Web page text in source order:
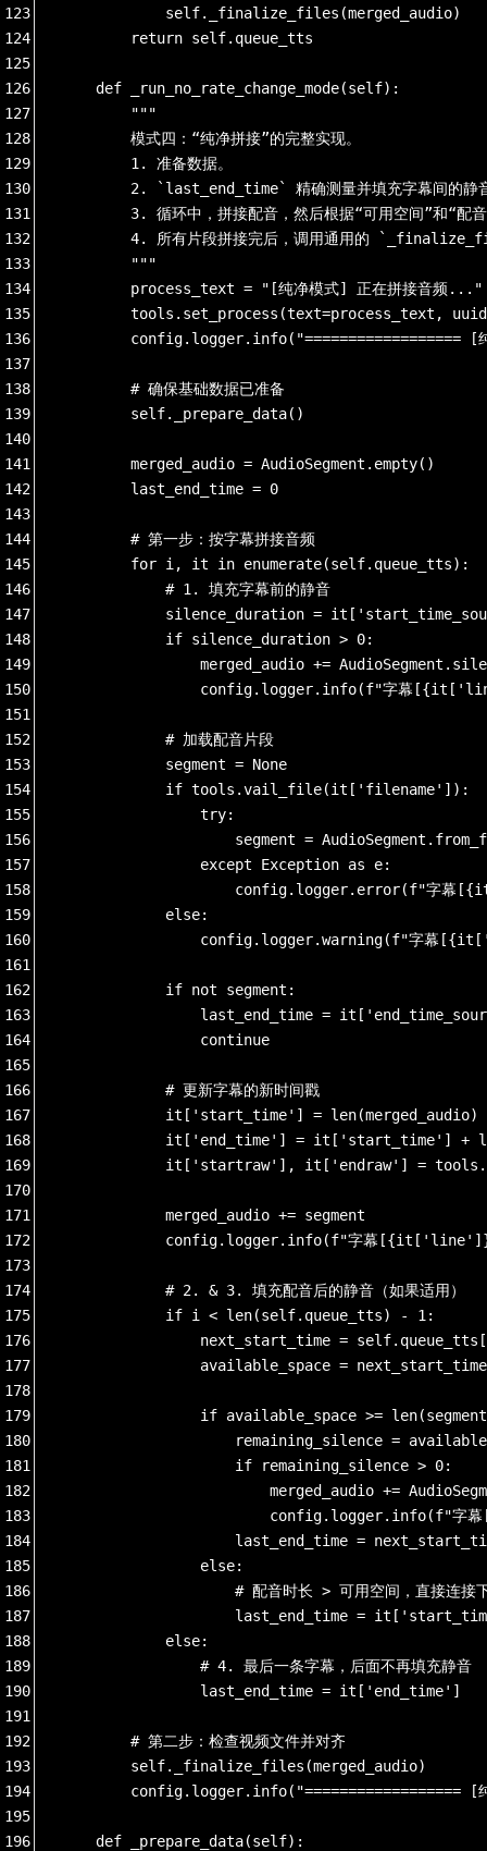
            self._finalize_files(merged_audio)
        return self.queue_tts
    def _run_no_rate_change_mode(self):
        """
        模式四：“纯净拼接”的完整实现。
        1. 准备数据。
2. `last_end_time` 精确测量并填充字幕间的静
3. 循环中，拼接配音，然后根据“可用空间”和“配
4. 所有片段拼接完后，调用通用的
        """
process_text = "[纯净模式] 正在拼接音频
tools.set_process(text=process_text,
config.logger.info("================== [
        # 确保基础数据已准备
        self._prepare_data()
        merged_audio = AudioSegment.empty()
        last_end_time = 0
        # 第一步：按字幕拼接音频
        for i, it in enumerate(self.queue_tts):
            # 1. 填充字幕前的静音
silence_duration =
            if silence_duration > 0:
merged_audio +=
config.logger.info(f"字幕
            # 加载配音片段
            segment = None
            if tools.vail_file(it['filename']):
                try:
segment =
                except Exception as e:
config.logger.error(f"字幕
            else:
config.logger.warning(f"字幕
            if not segment:
last_end_time =
                continue
            # 更新字幕的新时间戳
            it['start_time'] = len(merged_audio)
it['end_time'] = it['start_time'] +
it['startraw'], it['endraw'] =
            merged_audio += segment
config.logger.info(f"字幕
            # 2. & 3. 填充配音后的静音（如果适用）
            if i < len(self.queue_tts) - 1:
next_start_time =
available_space =
if available_space >=
remaining_silence =
                    if remaining_silence > 0:
merged_audio +=
config.logger.info(f"字
last_end_time =
                else:
# 配音时长 > 可用空间，直接连接
last_end_time =
            else:
                # 4. 最后一条字幕，后面不再填充静音
                last_end_time = it['end_time']
        # 第二步：检查视频文件并对齐
        self._finalize_files(merged_audio)
config.logger.info("================== [
    def _prepare_data(self):
123
124
125
126
127
128
129
130
131
132
133
134
135
136
137
138
139
140
141
142
143
144
145
146
147
148
149
150
151
152
153
154
155
156
157
158
159
160
161
162
163
164
165
166
167
168
169
170
171
172
173
174
175
176
177
178
179
180
181
182
183
184
185
186
187
188
189
190
191
192
193
194
195
196